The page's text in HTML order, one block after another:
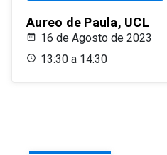
Aureo de Paula, UCL
16 de Agosto de 2023
13:30 a 14:30